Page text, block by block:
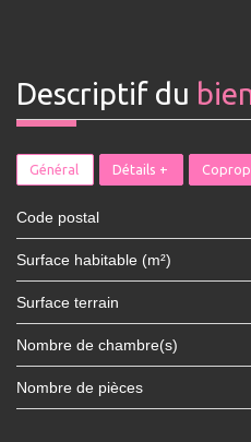
descriptif du
Général Détails +
Code postal
Surface habitable (m²)
surface terrain
Nombre de chambre(s)
Nombre de pièces